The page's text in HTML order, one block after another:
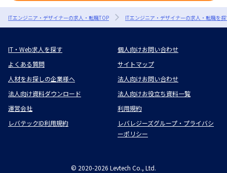
ITエンジニア・デザイナーの求人・転職TOP ITエンジニア・デザイナーの求人・転職を
IT・Web求人を探す
個人向けお問い合わせ
よくある質問
サイトマップ
人材をお探しの企業様へ
法人向けお問い合わせ
法人向け資料ダウンロード
法人向けお役立ち資料一覧
運営会社
利用規約
レバテックID利用規約
レバレジーズグループ・プライバシ
ーポリシー
© 2020-2026 Levtech Co., Ltd.